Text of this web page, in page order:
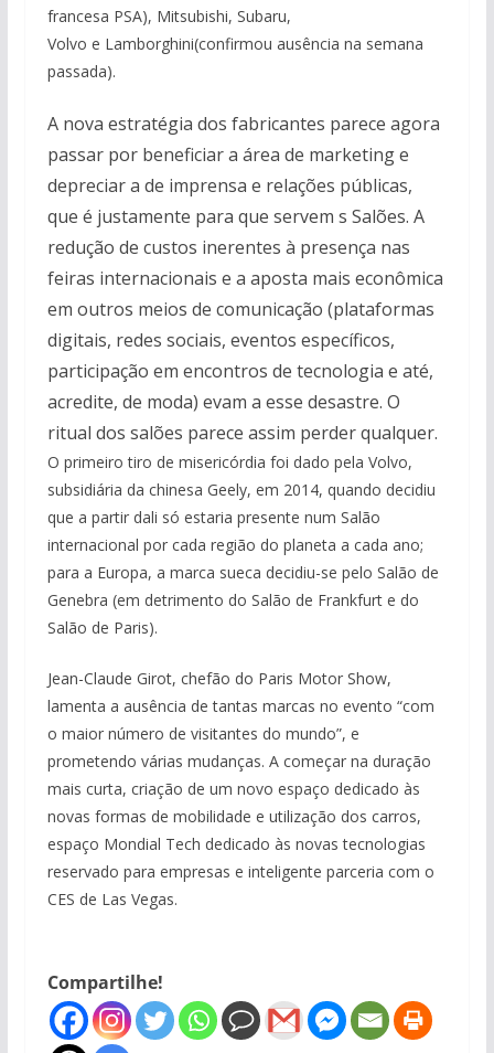
francesa PSA), Mitsubishi, Subaru,
Volvo e Lamborghini(confirmou ausência na semana
passada).
A nova estratégia dos fabricantes parece agora
passar por beneficiar a área de marketing e
depreciar a de imprensa e relações públicas,
que é justamente para que servem s Salões. A
redução de custos inerentes à presença nas
feiras internacionais e a aposta mais econômica
em outros meios de comunicação (plataformas
digitais, redes sociais, eventos específicos,
participação em encontros de tecnologia e até,
acredite, de moda) evam a esse desastre. O
ritual dos salões parece assim perder qualquer.
O primeiro tiro de misericórdia foi dado pela Volvo,
subsidiária da chinesa Geely, em 2014, quando decidiu
que a partir dali só estaria presente num Salão
internacional por cada região do planeta a cada ano;
para a Europa, a marca sueca decidiu-se pelo Salão de
Genebra (em detrimento do Salão de Frankfurt e do
Salão de Paris).
Jean-Claude Girot, chefão do Paris Motor Show,
lamenta a ausência de tantas marcas no evento “com
o maior número de visitantes do mundo”, e
prometendo várias mudanças. A começar na duração
mais curta, criação de um novo espaço dedicado às
novas formas de mobilidade e utilização dos carros,
espaço Mondial Tech dedicado às novas tecnologias
reservado para empresas e inteligente parceria com o
CES de Las Vegas.
Compartilhe!